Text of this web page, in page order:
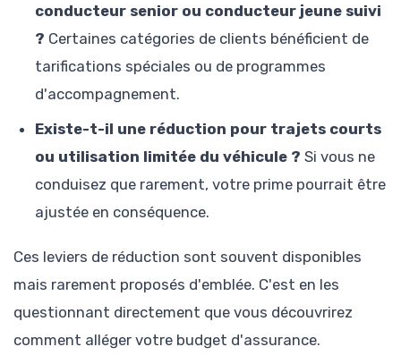
conducteur senior ou conducteur jeune suivi
? Certaines catégories de clients bénéficient de
tarifications spéciales ou de programmes
d'accompagnement.
Existe-t-il une réduction pour trajets courts
ou utilisation limitée du véhicule ? Si vous ne
conduisez que rarement, votre prime pourrait être
ajustée en conséquence.
Ces leviers de réduction sont souvent disponibles
mais rarement proposés d'emblée. C'est en les
questionnant directement que vous découvrirez
comment alléger votre budget d'assurance.